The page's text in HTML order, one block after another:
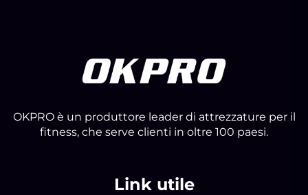
OKPRO è un produttore leader di attrezzature per il
fitness, che serve clienti in oltre 100 paesi.
Link utile